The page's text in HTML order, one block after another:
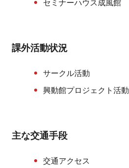
セミナーハウス成風館
課外活動状況
サークル活動
興動館プロジェクト活動
主な交通手段
交通アクセス